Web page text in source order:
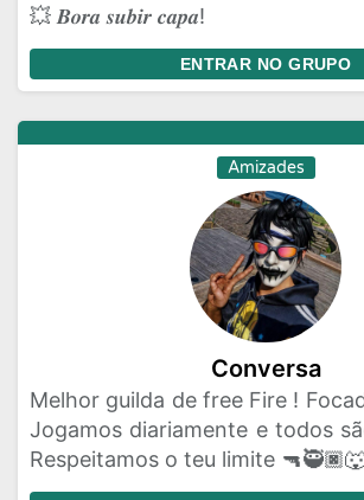
💥 𝑩𝒐𝒓𝒂 𝒔𝒖𝒃𝒊𝒓 𝒄𝒂𝒑𝒂!
ENTRAR NO GRUPO
Amizades
Conversa
Melhor guilda de free Fire !
Jogamos diariamente e todos
Respeitamos o teu limite